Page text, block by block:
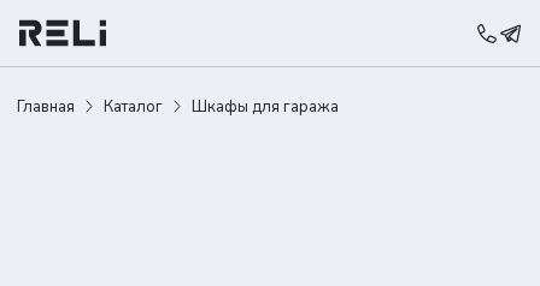
Главная Каталог Шкафы для гаража